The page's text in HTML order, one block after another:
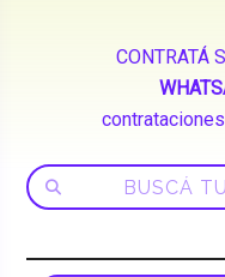
CONTRATÁ